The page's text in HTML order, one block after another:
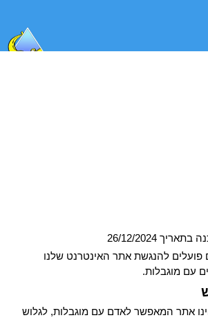
26/12/2024
פועלים להנגשת אתר האינטרנט שלנו
אתר המאפשר לאדם עם מוגבלות, לגלוש